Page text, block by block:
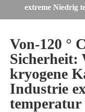
extreme Niedrig
Von-120 °
Sicherheit:
kryogene
Industrie
temperatur